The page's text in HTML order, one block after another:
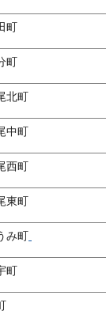
町
町
北町
中町
西町
東町
み町
町